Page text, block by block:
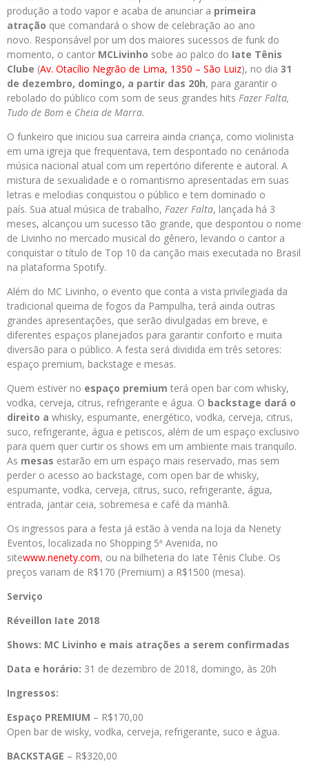
produção a todo vapor e acaba de anunciar a primeira
atração que comandará o show de celebração ao ano
novo. Responsável por um dos maiores sucessos de funk do
momento, o cantor MCLivinho sobe ao palco do Iate Tênis
Clube (Av. Otacílio Negrão de Lima, 1350 – São Luiz), no dia 31
de dezembro, domingo, a partir das 20h, para garantir o
rebolado do público com som de seus grandes hits Fazer Falta,
Tudo de Bom e Cheia de Marra.
O funkeiro que iniciou sua carreira ainda criança, como violinista
em uma igreja que frequentava, tem despontado no cenárioda
música nacional atual com um repertório diferente e autoral. A
mistura de sexualidade e o romantismo apresentadas em suas
letras e melodias conquistou o público e tem dominado o
país. Sua atual música de trabalho, Fazer Falta, lançada há 3
meses, alcançou um sucesso tão grande, que despontou o nome
de Livinho no mercado musical do gênero, levando o cantor a
conquistar o título de Top 10 da canção mais executada no Brasil
na plataforma Spotify.
Além do MC Livinho, o evento que conta a vista privilegiada da
tradicional queima de fogos da Pampulha, terá ainda outras
grandes apresentações, que serão divulgadas em breve, e
diferentes espaços planejados para garantir conforto e muita
diversão para o público. A festa será dividida em três setores:
espaço premium, backstage e mesas.
Quem estiver no espaço premium terá open bar com whisky,
vodka, cerveja, citrus, refrigerante e água. O backstage dará o
direito a whisky, espumante, energético, vodka, cerveja, citrus,
suco, refrigerante, água e petiscos, além de um espaço exclusivo
para quem quer curtir os shows em um ambiente mais tranquilo.
As mesas estarão em um espaço mais reservado, mas sem
perder o acesso ao backstage, com open bar de whisky,
espumante, vodka, cerveja, citrus, suco, refrigerante, água,
entrada, jantar ceia, sobremesa e café da manhã.
Os ingressos para a festa já estão à venda na loja da Nenety
Eventos, localizada no Shopping 5ª Avenida, no
sitewww.nenety.com, ou na bilheteria do Iate Tênis Clube. Os
preços variam de R$170 (Premium) a R$1500 (mesa).
Serviço
Réveillon Iate 2018
Shows: MC Livinho e mais atrações a serem confirmadas
Data e horário: 31 de dezembro de 2018, domingo, às 20h
Ingressos:
Espaço PREMIUM – R$170,00
Open bar de wisky, vodka, cerveja, refrigerante, suco e água.
BACKSTAGE – R$320,00